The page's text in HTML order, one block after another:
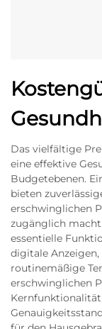
Das vielfältige
eine effektive
Budgetebenen.
bieten
erschwinglichen
zugänglich
essentielle
digitale
routinemäßige
erschwinglichen